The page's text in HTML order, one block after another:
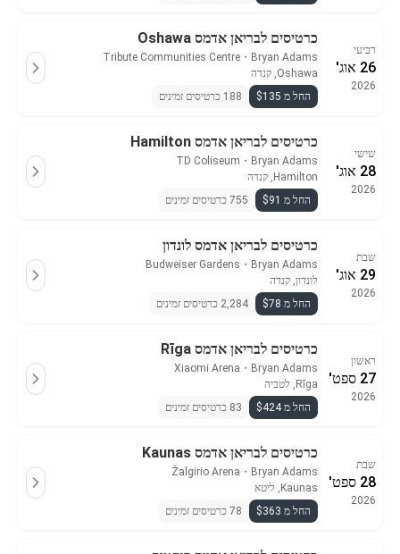
רביעי
26 אוג'
2026
כרטיסים לבריאן אדמס Oshawa
Bryan Adams
・
Tribute Communities Centre
Oshawa, קנדה
החל מ $135
188 כרטיסים זמינים
שישי
28 אוג'
2026
כרטיסים לבריאן אדמס Hamilton
Bryan Adams
・
TD Coliseum
Hamilton, קנדה
החל מ $91
755 כרטיסים זמינים
שבת
29 אוג'
2026
כרטיסים לבריאן אדמס לונדון
Bryan Adams
・
Budweiser Gardens
לונדון, קנדה
החל מ $78
2,284 כרטיסים זמינים
ראשון
27 ספט'
2026
כרטיסים לבריאן אדמס Rīga
Bryan Adams
・
Xiaomi Arena
Rīga, לטביה
החל מ $424
83 כרטיסים זמינים
שבת
28 ספט'
2026
כרטיסים לבריאן אדמס Kaunas
Bryan Adams
・
Žalgirio Arena
Kaunas, ליטא
החל מ $363
78 כרטיסים זמינים